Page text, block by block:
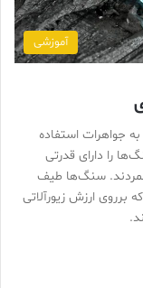
آموزشی
جواهرات استفاده
را دارای قدرتی
سنگ‌ها طیف
ارزش زیورآلاتی